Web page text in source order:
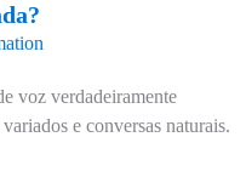
voz verdadeiramente
e conversas naturais.